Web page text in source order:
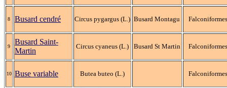
8 Busard cendré Circus pygargus (L.) Busard Montagu Falconiformes
9
Busard Saint-
Martin
Circus cyaneus (L.) Busard St Martin Falconiformes
10 Buse variable Butea buteo (L.) Falconiformes